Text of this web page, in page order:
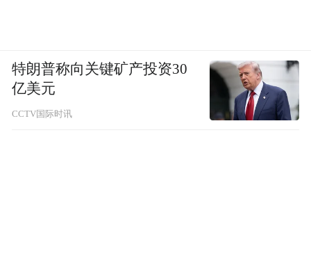
特朗普称向关键矿产投资30
亿美元
CCTV国际时讯